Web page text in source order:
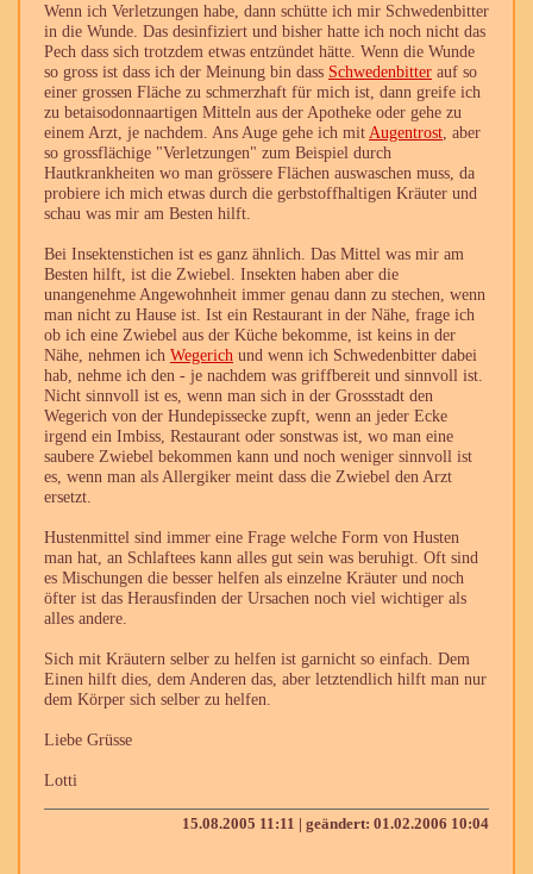
Wenn ich Verletzungen habe, dann schütte ich mir Schwedenbitter
in die Wunde. Das desinfiziert und bisher hatte ich noch nicht das
Pech dass sich trotzdem etwas entzündet hätte. Wenn die Wunde
so gross ist dass ich der Meinung bin dass Schwedenbitter auf so
einer grossen Fläche zu schmerzhaft für mich ist, dann greife ich
zu betaisodonnaartigen Mitteln aus der Apotheke oder gehe zu
einem Arzt, je nachdem. Ans Auge gehe ich mit Augentrost , aber
so grossflächige "Verletzungen" zum Beispiel durch
Hautkrankheiten wo man grössere Flächen auswaschen muss, da
probiere ich mich etwas durch die gerbstoffhaltigen Kräuter und
schau was mir am Besten hilft.
Bei Insektenstichen ist es ganz ähnlich. Das Mittel was mir am
Besten hilft, ist die Zwiebel. Insekten haben aber die
unangenehme Angewohnheit immer genau dann zu stechen, wenn
man nicht zu Hause ist. Ist ein Restaurant in der Nähe, frage ich
ob ich eine Zwiebel aus der Küche bekomme, ist keins in der
Nähe, nehmen ich Wegerich und wenn ich Schwedenbitter dabei
hab, nehme ich den - je nachdem was griffbereit und sinnvoll ist.
Nicht sinnvoll ist es, wenn man sich in der Grossstadt den
Wegerich von der Hundepissecke zupft, wenn an jeder Ecke
irgend ein Imbiss, Restaurant oder sonstwas ist, wo man eine
saubere Zwiebel bekommen kann und noch weniger sinnvoll ist
es, wenn man als Allergiker meint dass die Zwiebel den Arzt
ersetzt.
Hustenmittel sind immer eine Frage welche Form von Husten
man hat, an Schlaftees kann alles gut sein was beruhigt. Oft sind
es Mischungen die besser helfen als einzelne Kräuter und noch
öfter ist das Herausfinden der Ursachen noch viel wichtiger als
alles andere.
Sich mit Kräutern selber zu helfen ist garnicht so einfach. Dem
Einen hilft dies, dem Anderen das, aber letztendlich hilft man nur
dem Körper sich selber zu helfen.
Liebe Grüsse
Lotti
15.08.2005 11:11 | geändert: 01.02.2006 10:04